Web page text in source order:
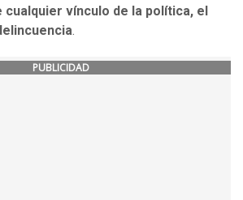
cualquier vínculo de la política, el
.
PUBLICIDAD